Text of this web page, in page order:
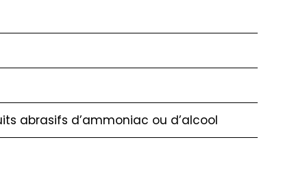
abrasifs d’ammoniac ou d’alcool